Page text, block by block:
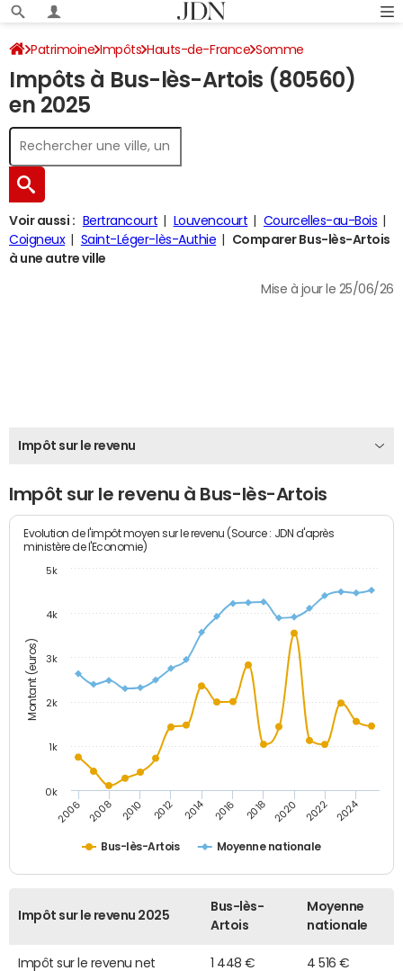
Patrimoine Impôts Hauts-de-France Somme
Bus-lès-Artois Impôt sur le revenu
Impôts à Bus-lès-Artois (80560)
en 2025
Voir aussi : Bertrancourt Louvencourt
Courcelles-au-Bois
Coigneux
Saint-Léger-lès-Authie
Comparer Bus-lès-Artois
à une autre ville
Mise à jour le 25/06/26
Impôt sur le revenu
Impôt sur le revenu à Bus-lès-Artois
Montant (euros)
Evolution de l'impôt moyen sur le revenu (Source : JDN d'après
ministère de l'Economie)
Bus-lès-Artois Moyenne nationale
2006 2008 2010 2012 2014 2016 2018 2020 2022 2024
0k
1k
2k
3k
4k
5k
Impôt sur le revenu 2025
Bus-lès-
Artois
Moyenne
nationale
Impôt sur le revenu net
1 448 € 4 516 €